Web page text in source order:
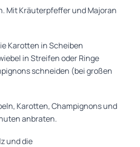
Mit Kräuterpfeffer und Majoran
Karotten in Scheiben
in Streifen oder Ringe
schneiden (bei großen
Karotten, Champignons und
anbraten.
und die